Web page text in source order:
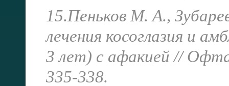
15.Пеньков М. А.,
лечения косоглазия и
3 лет) с афакией //
335-338.